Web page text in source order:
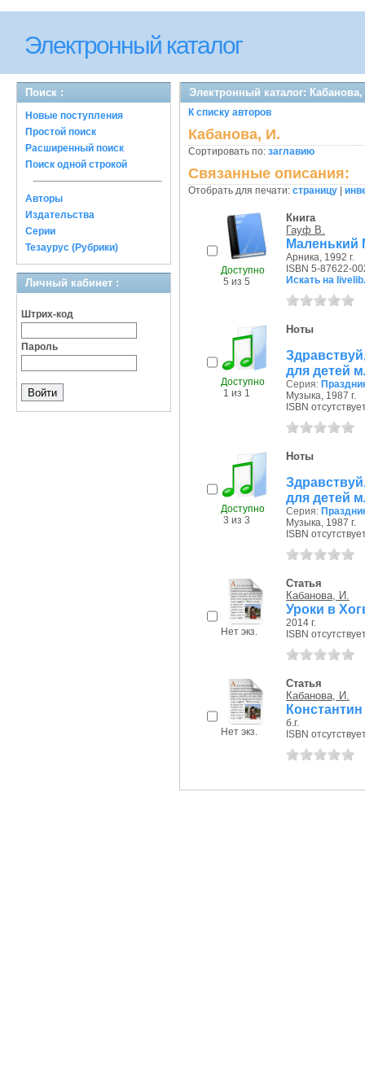
Электронный каталог
Поиск :
Новые поступления
Простой поиск
Расширенный поиск
Поиск одной строкой
Авторы
Издательства
Серии
Тезаурус (Рубрики)
Личный кабинет :
Штрих-код
Пароль
Электронный каталог:
К списку авторов
Кабанова, И.
Сортировать по: заглавию
Связанные описания:
Отобрать для печати: страницу
Доступно
5 из 5
Книга
Гауф В.
Маленький
Арника, 1992 г.
ISBN 5-87622-
Искать на
Доступно
1 из 1
Ноты
для детей
Серия:
Музыка, 1987 г.
ISBN
Доступно
3 из 3
Ноты
для детей
Серия:
Музыка, 1987 г.
ISBN
Нет экз.
Статья
Кабанова, И.
Уроки в
2014 г.
ISBN
Нет экз.
Статья
Кабанова, И.
б.г.
ISBN